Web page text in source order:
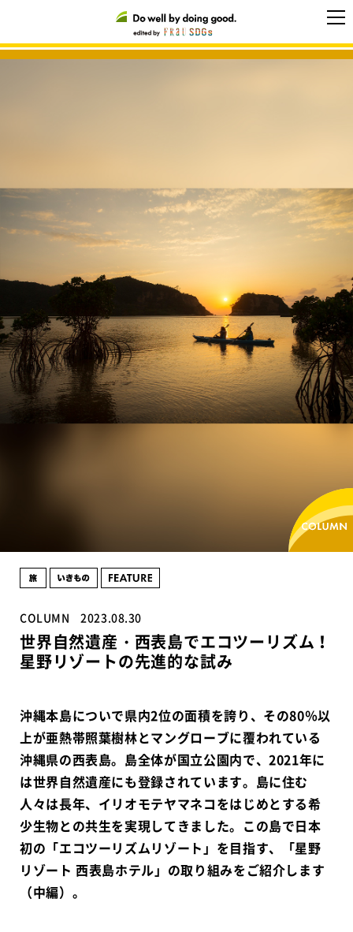
COLUMN 2023.08.30
世界自然遺産・西表島でエコツーリズム！
星野リゾートの先進的な試み
沖縄本島についで県内2位の面積を誇り、その80％以
上が亜熱帯照葉樹林とマングローブに覆われている
沖縄県の西表島。島全体が国立公園内で、2021年に
は世界自然遺産にも登録されています。島に住む
人々は長年、イリオモテヤマネコをはじめとする希
少生物との共生を実現してきました。この島で日本
初の「エコツーリズムリゾート」を目指す、「星野
リゾート 西表島ホテル」の取り組みをご紹介します
（中編）。